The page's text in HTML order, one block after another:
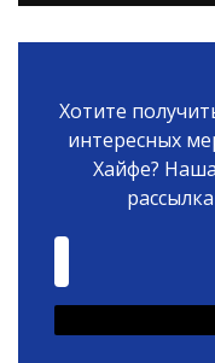
Хотите
интересных
Хайфе?